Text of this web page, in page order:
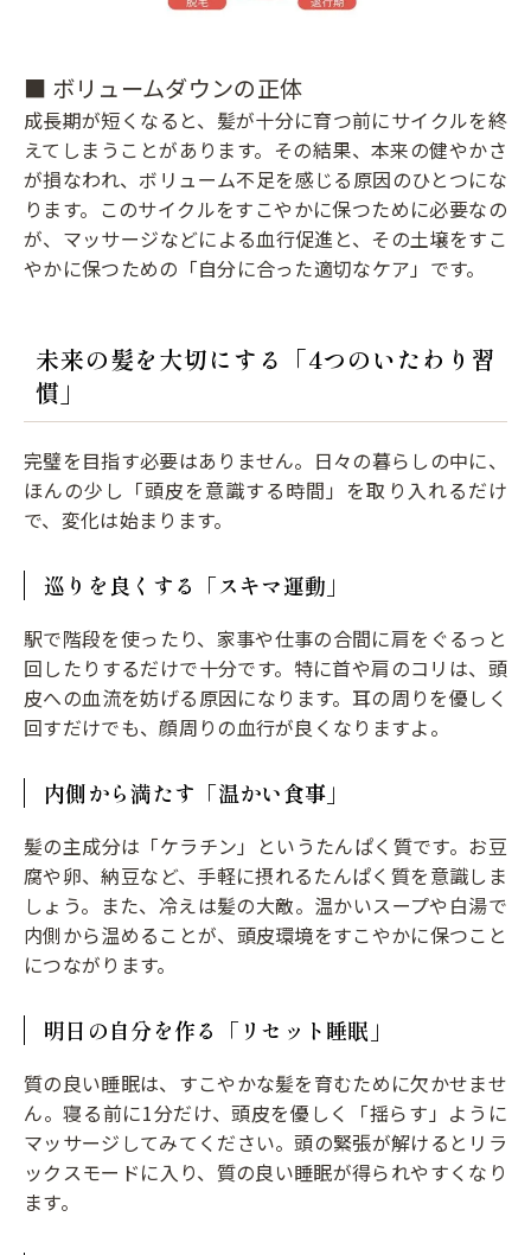
■ ボリュームダウンの正体
成長期が短くなると、髪が十分に育つ前にサイクルを終
えてしまうことがあります。その結果、本来の健やかさ
が損なわれ、ボリューム不足を感じる原因のひとつにな
ります。このサイクルをすこやかに保つために必要なの
が、マッサージなどによる血行促進と、その土壌をすこ
やかに保つための「自分に合った適切なケア」です。
未来の髪を大切にする「4つのいたわり習
慣」
完璧を目指す必要はありません。日々の暮らしの中に、
ほんの少し「頭皮を意識する時間」を取り入れるだけ
で、変化は始まります。
巡りを良くする「スキマ運動」
駅で階段を使ったり、家事や仕事の合間に肩をぐるっと
回したりするだけで十分です。特に首や肩のコリは、頭
皮への血流を妨げる原因になります。耳の周りを優しく
回すだけでも、顔周りの血行が良くなりますよ。
内側から満たす「温かい食事」
髪の主成分は「ケラチン」というたんぱく質です。お豆
腐や卵、納豆など、手軽に摂れるたんぱく質を意識しま
しょう。また、冷えは髪の大敵。温かいスープや白湯で
内側から温めることが、頭皮環境をすこやかに保つこと
につながります。
明日の自分を作る「リセット睡眠」
質の良い睡眠は、すこやかな髪を育むために欠かせませ
ん。寝る前に1分だけ、頭皮を優しく「揺らす」ように
マッサージしてみてください。頭の緊張が解けるとリラ
ックスモードに入り、質の良い睡眠が得られやすくなり
ます。